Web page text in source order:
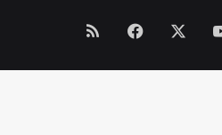
RSS Facebook